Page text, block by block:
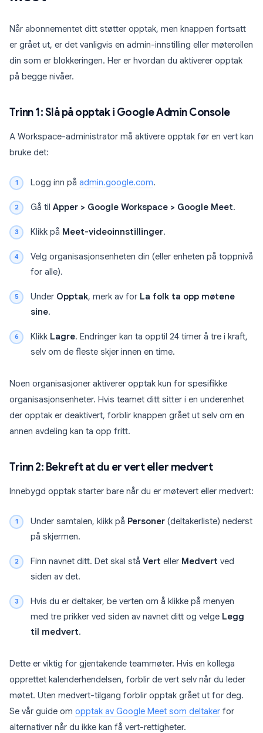
Når abonnementet ditt støtter opptak, men knappen fortsatt
er grået ut, er det vanligvis en admin-innstilling eller møterollen
din som er blokkeringen. Her er hvordan du aktiverer opptak
på begge nivåer.
Trinn 1: Slå på opptak i Google Admin Console
A Workspace-administrator må aktivere opptak før en vert kan
bruke det:
Logg inn på admin.google.com.
Gå til Apper > Google Workspace > Google Meet.
Klikk på Meet-videoinnstillinger.
Velg organisasjonsenheten din (eller enheten på toppnivå
for alle).
Under Opptak, merk av for La folk ta opp møtene
sine.
Klikk Lagre. Endringer kan ta opptil 24 timer å tre i kraft,
selv om de fleste skjer innen en time.
Noen organisasjoner aktiverer opptak kun for spesifikke
organisasjonsenheter. Hvis teamet ditt sitter i en underenhet
der opptak er deaktivert, forblir knappen grået ut selv om en
annen avdeling kan ta opp fritt.
Trinn 2: Bekreft at du er vert eller medvert
Innebygd opptak starter bare når du er møtevert eller medvert:
Under samtalen, klikk på Personer (deltakerliste) nederst
på skjermen.
Finn navnet ditt. Det skal stå Vert eller Medvert ved
siden av det.
Hvis du er deltaker, be verten om å klikke på menyen
med tre prikker ved siden av navnet ditt og velge Legg
til medvert.
Dette er viktig for gjentakende teammøter. Hvis en kollega
opprettet kalenderhendelsen, forblir de vert selv når du leder
møtet. Uten medvert-tilgang forblir opptak grået ut for deg.
Se vår guide om opptak av Google Meet som deltaker for
alternativer når du ikke kan få vert-rettigheter.